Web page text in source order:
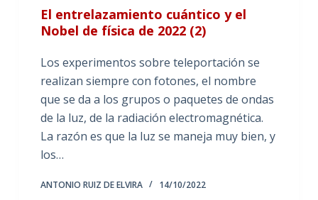
El entrelazamiento cuántico y el
Nobel de física de 2022 (2)
Los experimentos sobre teleportación se
realizan siempre con fotones, el nombre
que se da a los grupos o paquetes de ondas
de la luz, de la radiación electromagnética.
La razón es que la luz se maneja muy bien, y
los…
ANTONIO RUIZ DE ELVIRA 14/10/2022